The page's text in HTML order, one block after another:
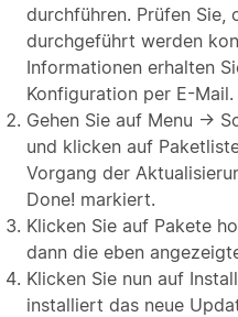
durchführen. Prüfen Sie,
durchgeführt werden
Informationen erhalten
Konfiguration per E-Mail.
Gehen Sie auf Menu →
und klicken auf
Vorgang der
Done! markiert.
Klicken Sie auf Pakete
dann die eben
Klicken Sie nun auf
installiert das neue